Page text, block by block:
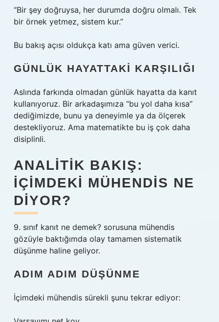
“Bir şey doğruysa, her durumda doğru olmalı. Tek
bir örnek yetmez, sistem kur.”
Bu bakış açısı oldukça katı ama güven verici.
GÜNLÜK HAYATTAKI KARŞILIĞI
Aslında farkında olmadan günlük hayatta da kanıt
kullanıyoruz. Bir arkadaşımıza “bu yol daha kısa”
dediğimizde, bunu ya deneyimle ya da ölçerek
destekliyoruz. Ama matematikte bu iş çok daha
disiplinli.
ANALITIK BAKIŞ:
İÇIMDEKI MÜHENDIS NE
DIYOR?
9. sınıf kanıt ne demek? sorusuna mühendis
gözüyle baktığımda olay tamamen sistematik
düşünme haline geliyor.
ADIM ADIM DÜŞÜNME
İçimdeki mühendis sürekli şunu tekrar ediyor: